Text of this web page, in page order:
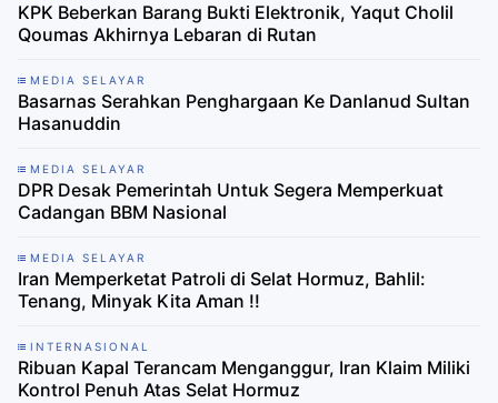
KPK Beberkan Barang Bukti Elektronik, Yaqut Cholil
Qoumas Akhirnya Lebaran di Rutan
MEDIA SELAYAR
Basarnas Serahkan Penghargaan Ke Danlanud Sultan
Hasanuddin
MEDIA SELAYAR
DPR Desak Pemerintah Untuk Segera Memperkuat
Cadangan BBM Nasional
MEDIA SELAYAR
Iran Memperketat Patroli di Selat Hormuz, Bahlil:
Tenang, Minyak Kita Aman !!
INTERNASIONAL
Ribuan Kapal Terancam Menganggur, Iran Klaim Miliki
Kontrol Penuh Atas Selat Hormuz